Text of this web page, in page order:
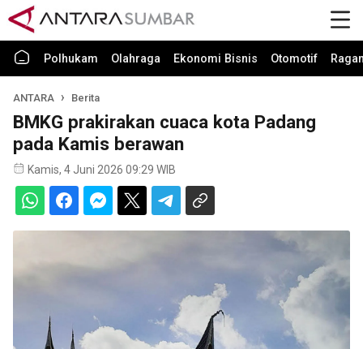
Polhukam Olahraga Ekonomi Bisnis Otomotif
ANTARA Berita
BMKG prakirakan cuaca kota Padang
pada Kamis berawan
Kamis, 4 Juni 2026 09:29 WIB